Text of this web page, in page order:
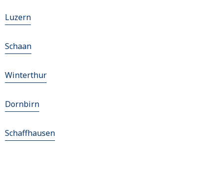
Luzern
Schaan
Winterthur
Dornbirn
Schaffhausen